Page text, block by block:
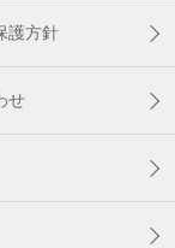
護方針
せ